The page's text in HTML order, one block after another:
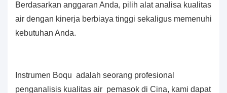
Berdasarkan anggaran Anda, pilih alat analisa kualitas
air dengan kinerja berbiaya tinggi sekaligus memenuhi
kebutuhan Anda.
Instrumen Boqu adalah seorang profesional
penganalisis kualitas air pemasok di Cina, kami dapat